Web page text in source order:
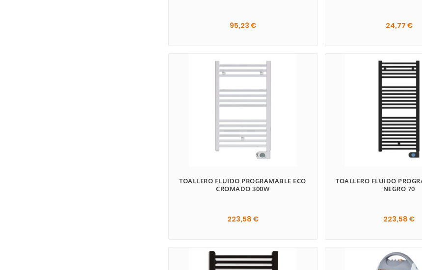
95,23 € 24,77 €
TOALLERO FLUIDO PROGRAMABLE ECO
CROMADO 300W
223,58 €
TOALLERO FLUIDO
NEGRO 70
223,58 €